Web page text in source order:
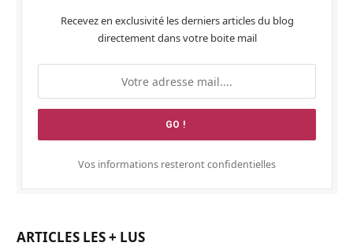
Recevez en exclusivité les derniers articles du blog
directement dans votre boite mail
Vos informations resteront confidentielles
ARTICLES LES + LUS